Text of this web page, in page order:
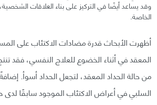
وقد يساعد أيضًا في التركيز على بناء العلاقات
الخاصة.
أظهرت الأبحاث قدرة مضادات الاكتئاب على
المعقد في أثناء الخضوع للعلاج النفسي، فقد
من حالة الحداد المعقد، لتجعل الحداد أسوأ. إضافةً
السلبي في أعراض الاكتئاب الموجود سابقًا لدى